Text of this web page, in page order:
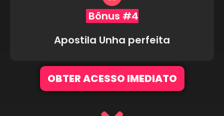
Bônus #4
Apostila Unha perfeita
OBTER ACESSO IMEDIATO